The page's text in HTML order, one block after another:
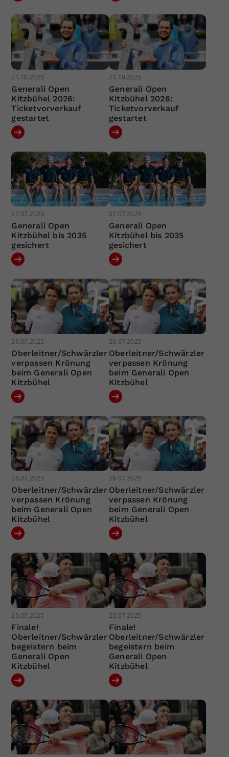
21.10.2025
Generali Open
Kitzbühel 2026:
Ticketvorverkauf
gestartet
21.10.2025
Generali Open
Kitzbühel 2026:
Ticketvorverkauf
gestartet
27.07.2025
Generali Open
Kitzbühel bis 2035
gesichert
27.07.2025
Generali Open
Kitzbühel bis 2035
gesichert
26.07.2025
Oberleitner/Schwärzler
verpassen Krönung
beim Generali Open
Kitzbühel
26.07.2025
Oberleitner/Schwärzler
verpassen Krönung
beim Generali Open
Kitzbühel
26.07.2025
Oberleitner/Schwärzler
verpassen Krönung
beim Generali Open
Kitzbühel
26.07.2025
Oberleitner/Schwärzler
verpassen Krönung
beim Generali Open
Kitzbühel
25.07.2025
Finale!
Oberleitner/Schwärzler
begeistern beim
Generali Open
Kitzbühel
25.07.2025
Finale!
Oberleitner/Schwärzler
begeistern beim
Generali Open
Kitzbühel